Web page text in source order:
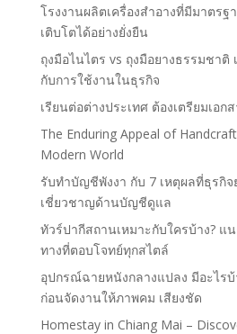
โรงงานผลิตเครื่องสำอางที่มีมาตร
เติบโตได้อย่างยั่งยืน
ถุงมือไนไตร vs ถุงมือยางธรรมชาติ
กับการใช้งานในธุรกิจ
เรียนต่อต่างประเทศ ต้องเตรียมเอก
The Enduring Appeal of
Modern World
รับทำบัญชีพังงา กับ 7 เหตุผลที่ธุรกิ
เชี่ยวชาญด้านบัญชีดูแล
ทัวร์ปากีสถานเหมาะกับใครบ้าง? แ
ทางที่ตอบโจทย์ทุกสไตล์
อุปกรณ์ฉายหนังกลางแปลง มีอะไร
ก่อนจัดงานให้ภาพคม เสียงชัด
Homestay in Chiang Mai –